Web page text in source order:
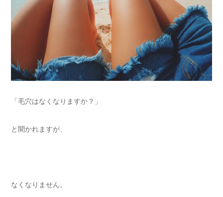
「毛穴はなくなりますか？」
と聞かれますが、
なくなりません。